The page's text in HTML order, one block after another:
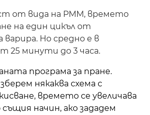
от вида на PMM, времето
на един цикъл от
варира. Но средно е в
25 минути до 3 часа.
програма за пране.
някаква схема с
времето се увеличава
начин, ако зададем